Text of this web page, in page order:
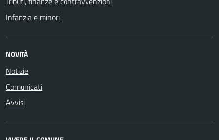
Infanzia e minori
NOVITÀ
Notizie
Comunicati
Avvisi